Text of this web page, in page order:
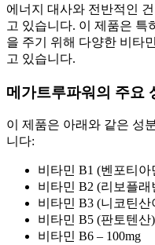
에너지 대사와 전반적인
고 있습니다. 이 제품은 특
을 주기 위해 다양한 비타
고 있습니다.
메가트루파워의 주요
이 제품은 아래와 같은 성
니다:
비타민 B1 (벤포티아
비타민 B2 (리보플래
비타민 B3 (니코틴산
비타민 B5 (판토텐산
비타민 B6 – 100mg